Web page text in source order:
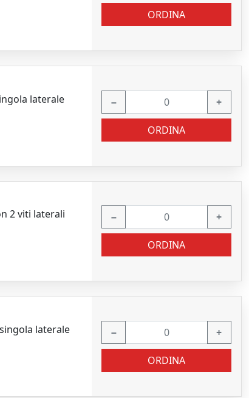
ORDINA
laterale − +
ORDINA
2 viti laterali − +
ORDINA
laterale − +
ORDINA